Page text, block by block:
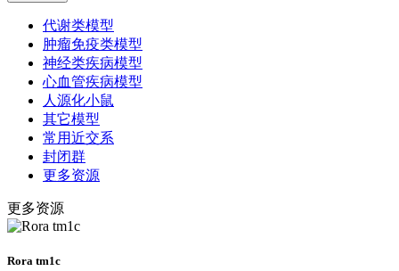
代谢类模型
肿瘤免疫类模型
神经类疾病模型
心血管疾病模型
人源化小鼠
其它模型
常用近交系
封闭群
更多资源
更多资源
Rora tm1c